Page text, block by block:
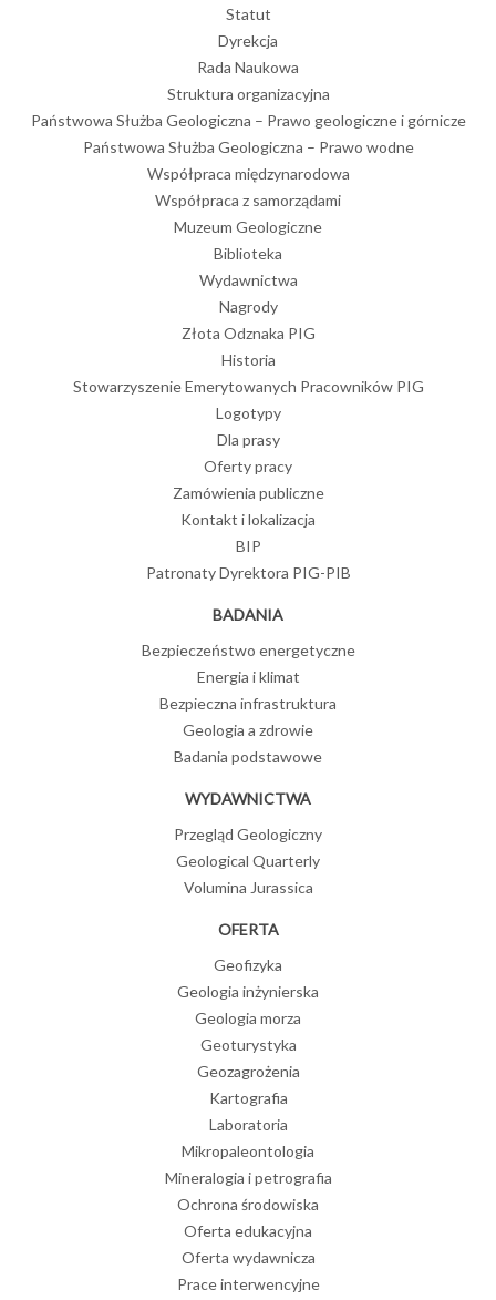
Statut
Dyrekcja
Rada Naukowa
Struktura organizacyjna
Państwowa Służba Geologiczna – Prawo geologiczne i górnicze
Państwowa Służba Geologiczna – Prawo wodne
Współpraca międzynarodowa
Współpraca z samorządami
Muzeum Geologiczne
Biblioteka
Wydawnictwa
Nagrody
Złota Odznaka PIG
Historia
Stowarzyszenie Emerytowanych Pracowników PIG
Logotypy
Dla prasy
Oferty pracy
Zamówienia publiczne
Kontakt i lokalizacja
BIP
Patronaty Dyrektora PIG-PIB
BADANIA
Bezpieczeństwo energetyczne
Energia i klimat
Bezpieczna infrastruktura
Geologia a zdrowie
Badania podstawowe
WYDAWNICTWA
Przegląd Geologiczny
Geological Quarterly
Volumina Jurassica
OFERTA
Geofizyka
Geologia inżynierska
Geologia morza
Geoturystyka
Geozagrożenia
Kartografia
Laboratoria
Mikropaleontologia
Mineralogia i petrografia
Ochrona środowiska
Oferta edukacyjna
Oferta wydawnicza
Prace interwencyjne